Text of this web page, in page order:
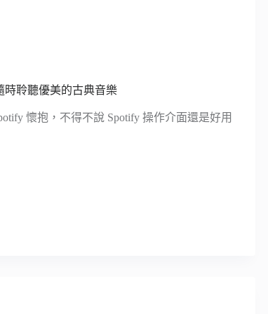
時聆聽優美的古典音樂
懷抱，不得不說 Spotify 操作介面還是好用